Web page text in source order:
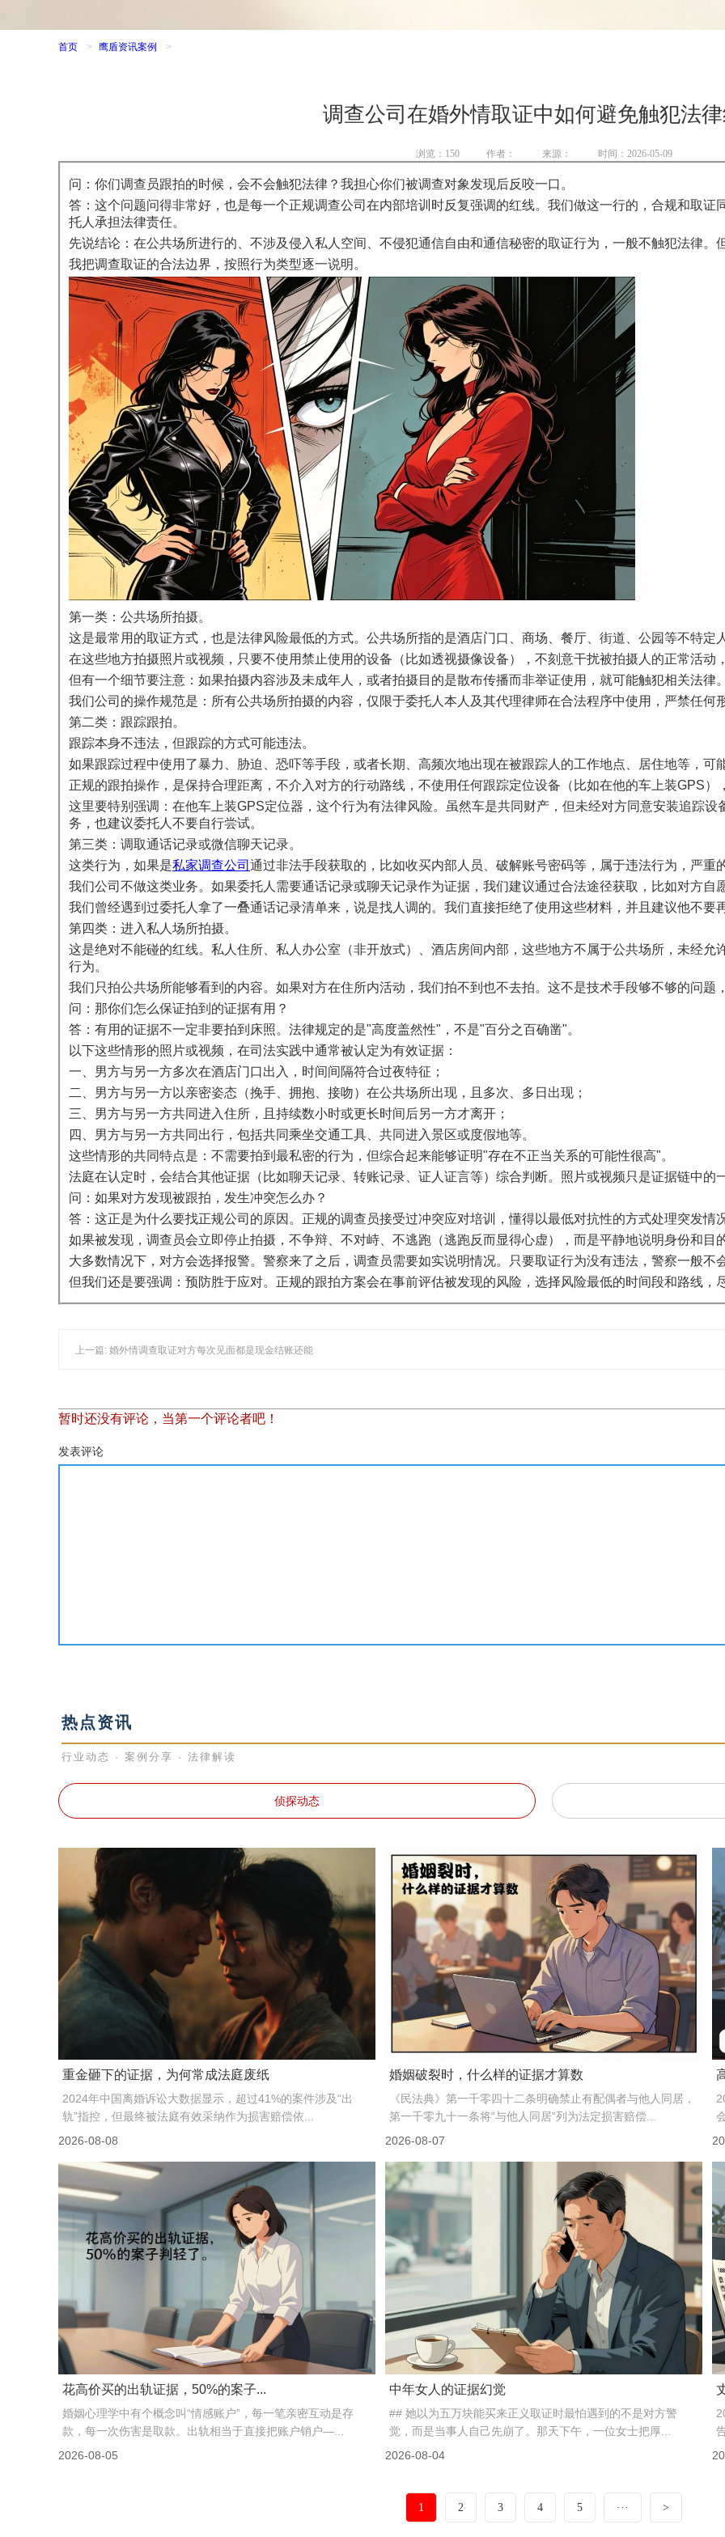
首页 > 鹰盾资讯案例 >
调查公司在婚外情取证中如何避免触犯法
浏览： 150 作者： 来源： 时间：2026-05-09
问：你们调查员跟拍的时候，会不会触犯法律？我担心你们被调查对象发现后反咬一口。
答：这个问题问得非常好，也是每一个正规调查公司在内部培训时反复强调的红线。我们做这一行的，合规和取
托人承担法律责任。
先说结论：在公共场所进行的、不涉及侵入私人空间、不侵犯通信自由和通信秘密的取证行为，一般不触犯法律
我把调查取证的合法边界，按照行为类型逐一说明。
第一类：公共场所拍摄。
这是最常用的取证方式，也是法律风险最低的方式。公共场所指的是酒店门口、商场、餐厅、街道、公园等不特定
在这些地方拍摄照片或视频，只要不使用禁止使用的设备（比如透视摄像设备），不刻意干扰被拍摄人的正常活动
但有一个细节要注意：如果拍摄内容涉及未成年人，或者拍摄目的是散布传播而非举证使用，就可能触犯相关法律
我们公司的操作规范是：所有公共场所拍摄的内容，仅限于委托人本人及其代理律师在合法程序中使用，严禁任何
第二类：跟踪跟拍。
跟踪本身不违法，但跟踪的方式可能违法。
如果跟踪过程中使用了暴力、胁迫、恐吓等手段，或者长期、高频次地出现在被跟踪人的工作地点、居住地等，可
正规的跟拍操作，是保持合理距离，不介入对方的行动路线，不使用任何跟踪定位设备（比如在他的车上装GPS）
这里要特别强调：在他车上装GPS定位器，这个行为有法律风险。虽然车是共同财产，但未经对方同意安装追踪
务，也建议委托人不要自行尝试。
第三类：调取通话记录或微信聊天记录。
这类行为，如果是私家调查公司 通过非法手段获取的，比如收买内部人员、破解账号密码等，属于违法行为，严重
我们公司不做这类业务。如果委托人需要通话记录或聊天记录作为证据，我们建议通过合法途径获取，比如对方
我们曾经遇到过委托人拿了一叠通话记录清单来，说是找人调的。我们直接拒绝了使用这些材料，并且建议他不
第四类：进入私人场所拍摄。
这是绝对不能碰的红线。私人住所、私人办公室（非开放式）、酒店房间内部，这些地方不属于公共场所，未经
行为。
我们只拍公共场所能够看到的内容。如果对方在住所内活动，我们拍不到也不去拍。这不是技术手段够不够的问题
问：那你们怎么保证拍到的证据有用？
答：有用的证据不一定非要拍到床照。法律规定的是"高度盖然性"，不是"百分之百确凿"。
以下这些情形的照片或视频，在司法实践中通常被认定为有效证据：
一、男方与另一方多次在酒店门口出入，时间间隔符合过夜特征；
二、男方与另一方以亲密姿态（挽手、拥抱、接吻）在公共场所出现，且多次、多日出现；
三、男方与另一方共同进入住所，且持续数小时或更长时间后另一方才离开；
四、男方与另一方共同出行，包括共同乘坐交通工具、共同进入景区或度假地等。
这些情形的共同特点是：不需要拍到最私密的行为，但综合起来能够证明"存在不正当关系的可能性很高"。
法庭在认定时，会结合其他证据（比如聊天记录、转账记录、证人证言等）综合判断。照片或视频只是证据链中的
问：如果对方发现被跟拍，发生冲突怎么办？
答：这正是为什么要找正规公司的原因。正规的调查员接受过冲突应对培训，懂得以最低对抗性的方式处理突发情
如果被发现，调查员会立即停止拍摄，不争辩、不对峙、不逃跑（逃跑反而显得心虚），而是平静地说明身份和目
大多数情况下，对方会选择报警。警察来了之后，调查员需要如实说明情况。只要取证行为没有违法，警察一般不
但我们还是要强调：预防胜于应对。正规的跟拍方案会在事前评估被发现的风险，选择风险最低的时间段和路线，
上一篇: 婚外情调查取证对方每次见面都是现金结账还能
暂时还没有评论，当第一个评论者吧！
发表评论
热点资讯
行业动态 · 案例分享 · 法律解读
侦探动态
重金砸下的证据，为何常成法庭废纸
2024年中国离婚诉讼大数据显示，超过41%的案件涉及“出
轨”指控，但最终被法庭有效采纳作为损害赔偿依...
2026-08-08
婚姻破裂时，什么样的证据才算数
《民法典》第一千零四十二条明确禁止有配偶者与他人同居，
第一千零九十一条将“与他人同居”列为法定损害赔偿...
2026-08-07
花高价买的出轨证据，50%的案子...
婚姻心理学中有个概念叫“情感账户”，每一笔亲密互动是存
款，每一次伤害是取款。出轨相当于直接把账户销户—...
2026-08-05
中年女人的证据幻觉
## 她以为五万块能买来正义取证时最怕遇到的不是对方警
觉，而是当事人自己先崩了。那天下午，一位女士把厚...
2026-08-04
1 2 3 4 5 ··· >